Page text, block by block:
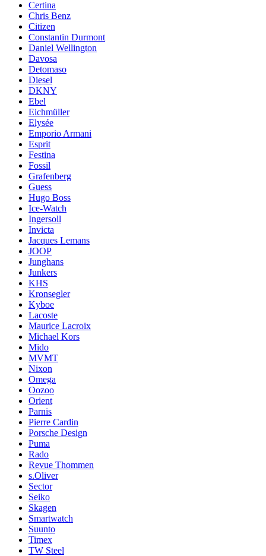
Certina
Chris Benz
Citizen
Constantin Durmont
Daniel Wellington
Davosa
Detomaso
Diesel
DKNY
Ebel
Eichmüller
Elysée
Emporio Armani
Esprit
Festina
Fossil
Grafenberg
Guess
Hugo Boss
Ice-Watch
Ingersoll
Invicta
Jacques Lemans
JOOP
Junghans
Junkers
KHS
Kronsegler
Kyboe
Lacoste
Maurice Lacroix
Michael Kors
Mido
MVMT
Nixon
Omega
Oozoo
Orient
Parnis
Pierre Cardin
Porsche Design
Puma
Rado
Revue Thommen
s.Oliver
Sector
Seiko
Skagen
Smartwatch
Suunto
Timex
TW Steel